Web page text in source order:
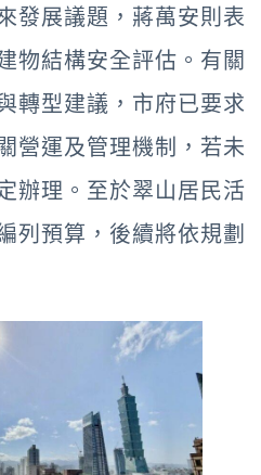
發展議題，蔣萬安則表
物結構安全評估。有關
轉型建議，市府已要求
營運及管理機制，若未
辦理。至於翠山居民活
列預算，後續將依規劃